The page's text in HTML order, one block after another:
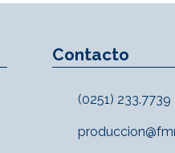
Contacto
(0251)